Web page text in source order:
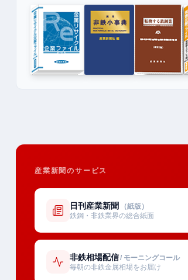
産業新聞のサービス
日刊産業新聞 （紙版）
鉄鋼・非鉄業界の総合紙面
非鉄相場配信/ モーニングコール
毎朝の非鉄金属相場をお届け